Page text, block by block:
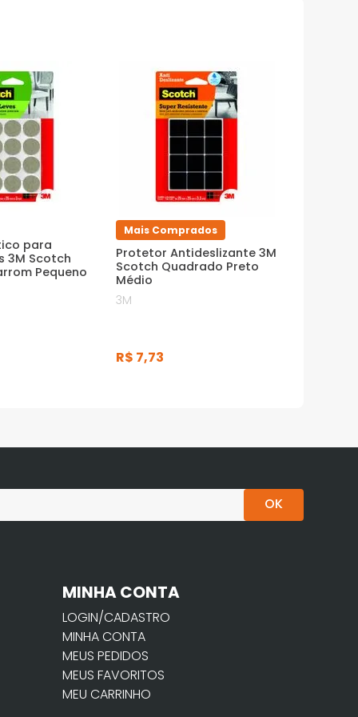
para
3M Scotch
Pequeno
Mais Comprados
Protetor Antideslizante 3M
Scotch Quadrado Preto
Médio
3M
R$ 7,73
OK
MINHA CONTA
LOGIN/CADASTRO
MINHA CONTA
MEUS PEDIDOS
MEUS FAVORITOS
MEU CARRINHO